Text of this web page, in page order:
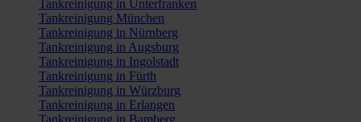
Tankreinigung in Unterfranken
Tankreinigung München
Tankreinigung in Nürnberg
Tankreinigung in Augsburg
Tankreinigung in Ingolstadt
Tankreinigung in Fürth
Tankreinigung in Würzburg
Tankreinigung in Erlangen